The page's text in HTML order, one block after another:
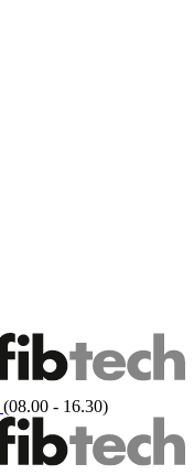
(08.00 - 16.30)